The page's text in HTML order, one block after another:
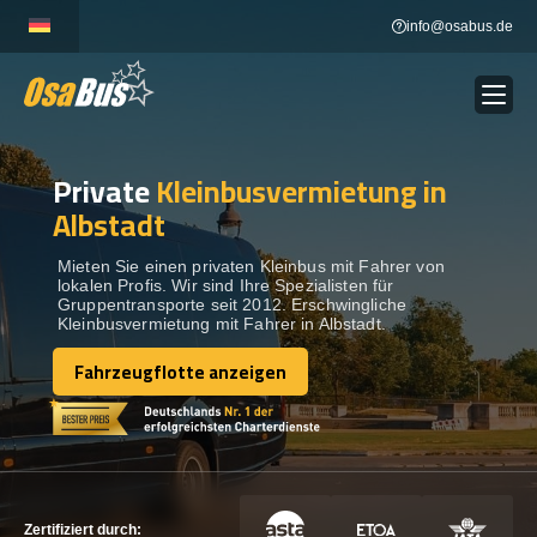
content
info@osabus.de
BUSVERMIETUNG Show dropdown
REISEZIELE
FLOTTE
KONTAKTIEREN SIE UNS
KONTAKTIEREN SIE UNS
PrivateKleinbusvermietung in
Albstadt
Mieten Sie einen privaten Kleinbus mit Fahrer von
lokalen Profis. Wir sind Ihre Spezialisten für
Gruppentransporte seit 2012. Erschwingliche
Kleinbusvermietung mit Fahrer in Albstadt.
Fahrzeugflotte anzeigen
Fahrzeugflotte anzeigen
Zertifiziert durch: